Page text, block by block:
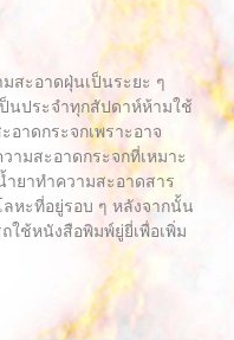
สะอาดฝุ่นเป็นระยะ ๆ
นประจำทุกสัปดาห์ห้ามใช้
าดกระจกเพราะอาจ
ามสะอาดกระจกที่เหมาะ
ยาทำความสะอาดสาร
หะที่อยู่รอบ ๆ หลังจากนั้น
ใช้หนังสือพิมพ์ยู่ยี่เพื่อเพิ่ม